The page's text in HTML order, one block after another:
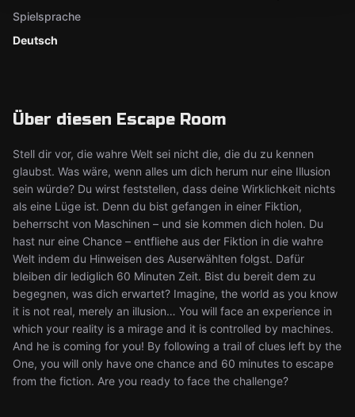
Deutsch
Spielsprache
Über diesen Escape Room
Stell dir vor, die wahre Welt sei nicht die, die du zu kennen
glaubst. Was wäre, wenn alles um dich herum nur eine Illusion
sein würde? Du wirst feststellen, dass deine Wirklichkeit nichts
als eine Lüge ist. Denn du bist gefangen in einer Fiktion,
beherrscht von Maschinen – und sie kommen dich holen. Du
hast nur eine Chance – entfliehe aus der Fiktion in die wahre
Welt indem du Hinweisen des Auserwählten folgst. Dafür
bleiben dir lediglich 60 Minuten Zeit. Bist du bereit dem zu
begegnen, was dich erwartet? Imagine, the world as you know
it is not real, merely an illusion… You will face an experience in
which your reality is a mirage and it is controlled by machines.
And he is coming for you! By following a trail of clues left by the
One, you will only have one chance and 60 minutes to escape
from the fiction. Are you ready to face the challenge?